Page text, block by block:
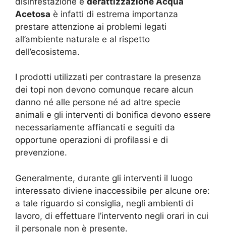
Acetosa è infatti di estrema importanza
prestare attenzione ai problemi legati
all’ambiente naturale e al rispetto
dell’ecosistema.
I prodotti utilizzati per contrastare la presenza
dei topi non devono comunque recare alcun
danno né alle persone né ad altre specie
animali e gli interventi di bonifica devono essere
necessariamente affiancati e seguiti da
opportune operazioni di profilassi e di
prevenzione.
Generalmente, durante gli interventi il luogo
interessato diviene inaccessibile per alcune ore:
a tale riguardo si consiglia, negli ambienti di
lavoro, di effettuare l’intervento negli orari in cui
il personale non è presente.